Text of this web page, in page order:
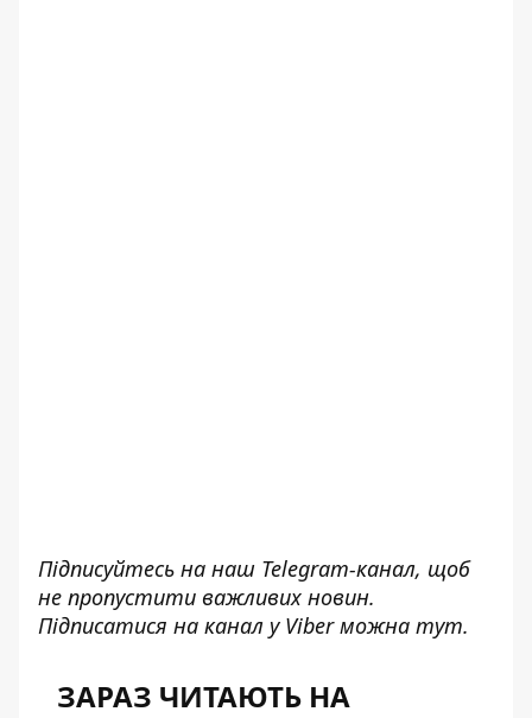
Підписуйтесь на наш Telegram-канал, щоб
не пропустити важливих новин.
Підписатися на канал у Viber можна тут.
ЗАРАЗ ЧИТАЮТЬ НА